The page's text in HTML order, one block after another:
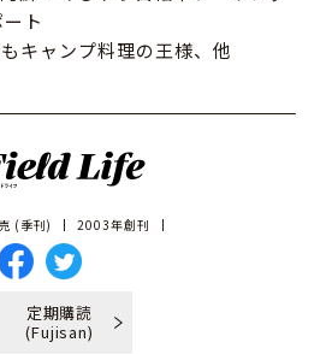
ト
キャンプ料理の王様、他
(季刊) 2003年創刊
定期購読
(Fujisan)